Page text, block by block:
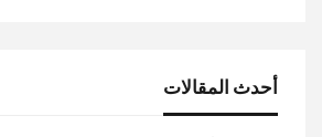
أحدث المقالات